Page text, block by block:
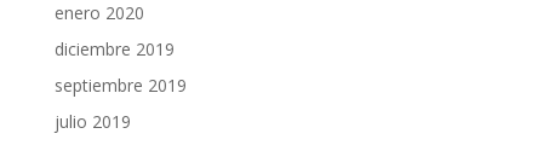
enero 2020
diciembre 2019
septiembre 2019
julio 2019